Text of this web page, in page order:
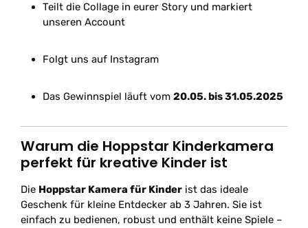
Teilt die Collage in eurer Story und markiert
unseren Account
Folgt uns auf Instagram
Das Gewinnspiel läuft vom 20.05. bis 31.05.2025
Warum die Hoppstar Kinderkamera
perfekt für kreative Kinder ist
Die Hoppstar Kamera für Kinder ist das ideale
Geschenk für kleine Entdecker ab 3 Jahren. Sie ist
einfach zu bedienen, robust und enthält keine Spiele –